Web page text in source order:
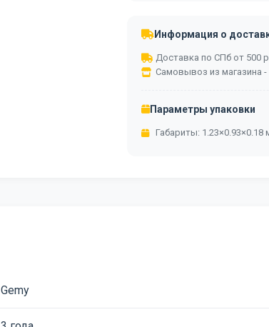
Информация о
Доставка по СПб от 500
Самовывоз из магазина -
Параметры упаковки
Габариты: 1.23×0.93×0.18
Gemy